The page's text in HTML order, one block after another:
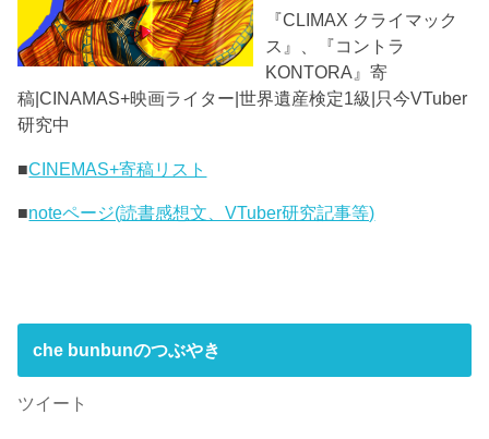
『CLIMAX クライマック
ス』、『コントラ
KONTORA』寄
稿|CINAMAS+映画ライター|世界遺産検定1級|只今VTuber
研究中
■CINEMAS+寄稿リスト
■noteページ(読書感想文、VTuber研究記事等)
che bunbunのつぶやき
ツイート